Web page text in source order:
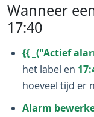
Wanneer
17:40
{{ _("Actief
het label en
hoeveel tijd er
Alarm